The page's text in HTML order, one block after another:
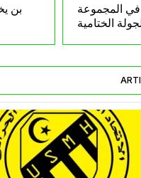
بن
في المجموعة
الختامية